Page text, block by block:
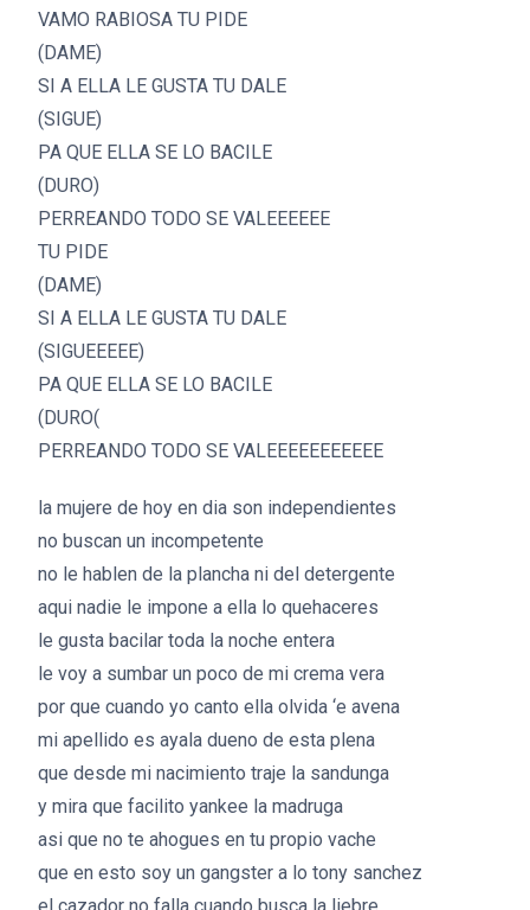
VAMO RABIOSA TU PIDE
(DAME)
SI A ELLA LE GUSTA TU DALE
(SIGUE)
PA QUE ELLA SE LO BACILE
(DURO)
PERREANDO TODO SE VALEEEEEE
TU PIDE
(DAME)
SI A ELLA LE GUSTA TU DALE
(SIGUEEEEE)
PA QUE ELLA SE LO BACILE
(DURO(
PERREANDO TODO SE VALEEEEEEEEEEE
la mujere de hoy en dia son independientes
no buscan un incompetente
no le hablen de la plancha ni del detergente
aqui nadie le impone a ella lo quehaceres
le gusta bacilar toda la noche entera
le voy a sumbar un poco de mi crema vera
por que cuando yo canto ella olvida ‘e avena
mi apellido es ayala dueno de esta plena
que desde mi nacimiento traje la sandunga
y mira que facilito yankee la madruga
asi que no te ahogues en tu propio vache
que en esto soy un gangster a lo tony sanchez